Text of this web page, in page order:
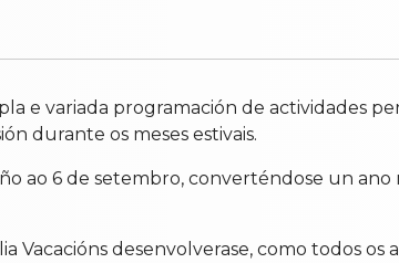
e variada programación de actividades
durante os meses estivais.
ao 6 de setembro, converténdose un
Vacacións desenvolverase, como todos